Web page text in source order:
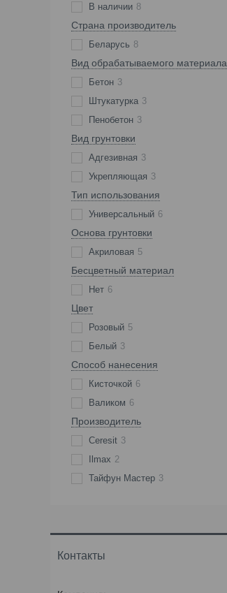
В наличии 8
Страна производитель
Беларусь 8
Вид обрабатываемого материала
Бетон 3
Штукатурка 3
Пенобетон 3
Вид грунтовки
Адгезивная 3
Укрепляющая 3
Тип использования
Универсальный 6
Основа грунтовки
Акриловая 5
Бесцветный материал
Нет 6
Цвет
Розовый 5
Белый 3
Способ нанесения
Кисточкой 6
Валиком 6
Производитель
Ceresit 3
Ilmax 2
Тайфун Мастер 3
Контакты